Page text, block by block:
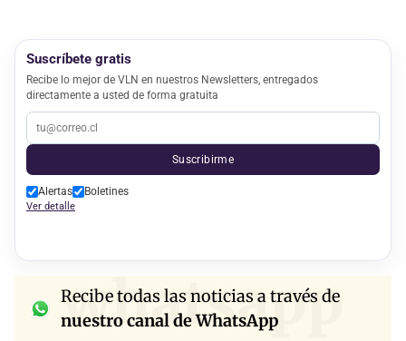
Suscríbete gratis
Recibe lo mejor de VLN en nuestros Newsletters, entregados
directamente a usted de forma gratuita
Suscribirme
Alertas Boletines
Ver detalle
whatsapp
Recibe todas las noticias a través de
nuestro canal de WhatsApp